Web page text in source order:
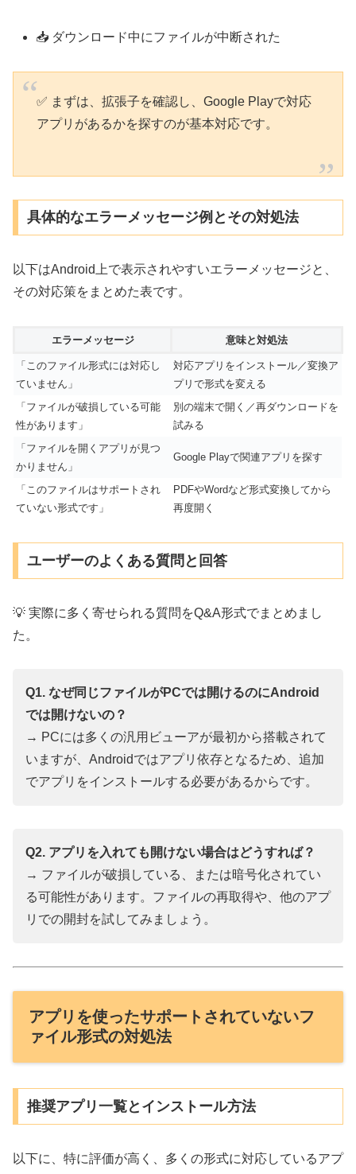
📥 ダウンロード中にファイルが中断された
✅ まずは、拡張子を確認し、Google Playで対応
アプリがあるかを探すのが基本対応です。
具体的なエラーメッセージ例とその対処法
以下はAndroid上で表示されやすいエラーメッセージと、
その対応策をまとめた表です。
エラーメッセージ 意味と対処法
「このファイル形式には対応し
ていません」
対応アプリをインストール／変換ア
プリで形式を変える
「ファイルが破損している可能
性があります」
別の端末で開く／再ダウンロードを
試みる
「ファイルを開くアプリが見つ
かりません」
Google Playで関連アプリを探す
「このファイルはサポートされ
ていない形式です」
PDFやWordなど形式変換してから
再度開く
ユーザーのよくある質問と回答
💡 実際に多く寄せられる質問をQ&A形式でまとめまし
た。
Q1. なぜ同じファイルがPCでは開けるのにAndroid
では開けないの？
→ PCには多くの汎用ビューアが最初から搭載されて
いますが、Androidではアプリ依存となるため、追加
でアプリをインストールする必要があるからです。
Q2. アプリを入れても開けない場合はどうすれば？
→ ファイルが破損している、または暗号化されてい
る可能性があります。ファイルの再取得や、他のアプ
リでの開封を試してみましょう。
アプリを使ったサポートされていないフ
ァイル形式の対処法
推奨アプリ一覧とインストール方法
以下に、特に評価が高く、多くの形式に対応しているアプ